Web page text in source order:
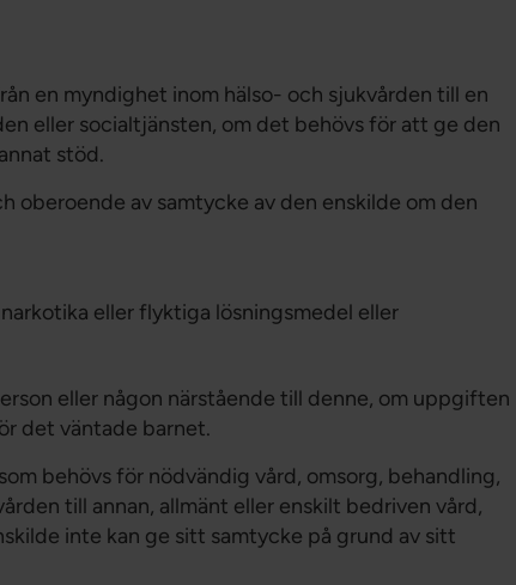
en myndighet inom hälso- och sjukvården till en
eller socialtjänsten, om det behövs för att ge den
stöd.
oberoende av samtycke av den enskilde om den
eller flyktiga lösningsmedel eller
eller någon närstående till denne, om uppgiften
det väntade barnet.
behövs för nödvändig vård, omsorg, behandling,
till annan, allmänt eller enskilt bedriven vård,
inte kan ge sitt samtycke på grund av sitt